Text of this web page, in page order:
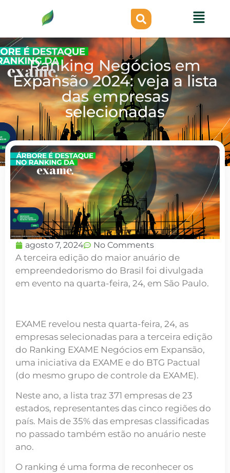
Ranking Negócios em
Expansão 2024: veja a lista
das empresas
selecionadas
agosto 7, 2024 No Comments
A terceira edição do maior anuário de
empreendedorismo do Brasil foi divulgada
em evento na quarta-feira, 24, em São Paulo.
EXAME revelou nesta quarta-feira, 24, as
empresas selecionadas para a terceira edição
do Ranking EXAME Negócios em Expansão,
uma iniciativa da EXAME e do BTG Pactual
(do mesmo grupo de controle da EXAME).
Neste ano, a lista traz 371 empresas de 23
estados, representantes das cinco regiões do
país. Mais de 35% das empresas classificadas
no passado também estão no anuário neste
ano.
O ranking é uma forma de reconhecer os